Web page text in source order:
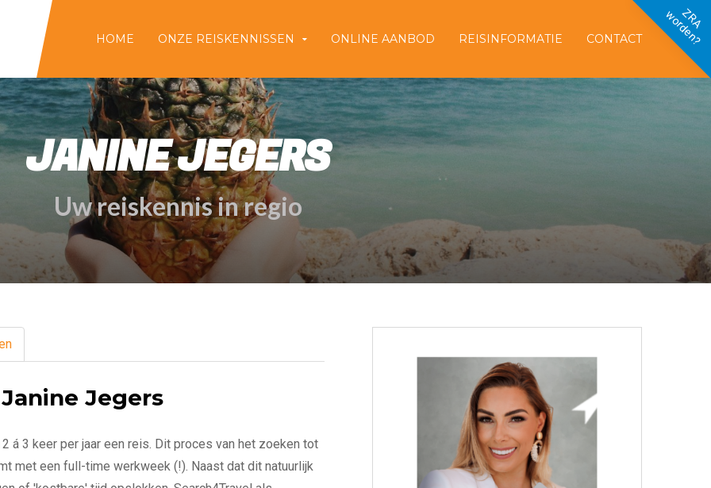
ZRA
worden?
HOME ONZE REISKENNISSEN ONLINE AANBOD REISINFORMATIE CONTACT
JANINE JEGERS
Uw reiskennis in regio
Jegers
á 3 keer per jaar een reis. Dit proces van het zoeken tot
met een full-time werkweek (!). Naast dat dit natuurlijk